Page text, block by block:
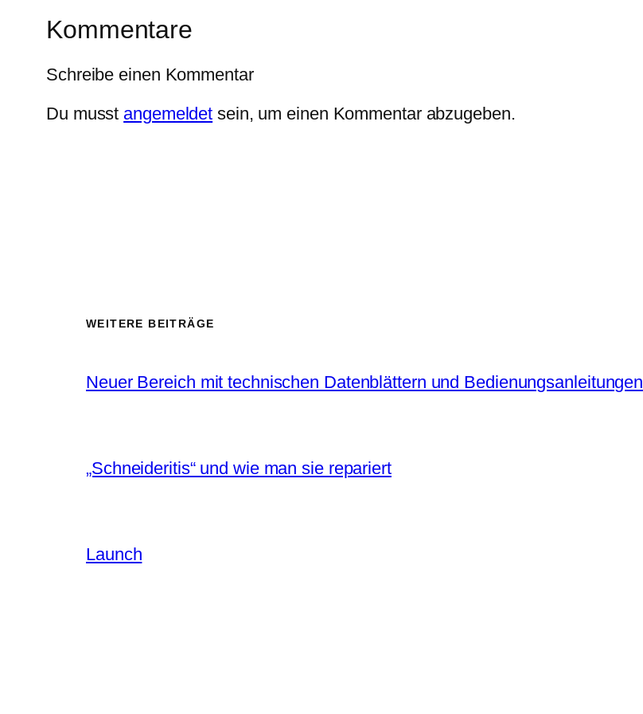
Kommentare
Schreibe einen Kommentar
Du musst angemeldet sein, um einen Kommentar abzugeben.
WEITERE BEITRÄGE
Neuer Bereich mit technischen Datenblättern und Bedienungsanleitungen
„Schneideritis“ und wie man sie repariert
Launch